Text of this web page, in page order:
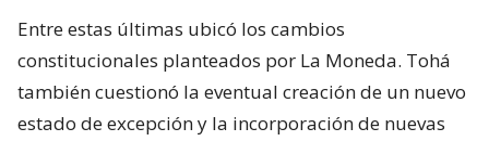
Entre estas últimas ubicó los cambios
constitucionales planteados por La Moneda. Tohá
también cuestionó la eventual creación de un nuevo
estado de excepción y la incorporación de nuevas